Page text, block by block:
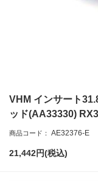
VHM インサート
ッド(AA33330)
商品コード： AE32376-E
21,442円(税込)